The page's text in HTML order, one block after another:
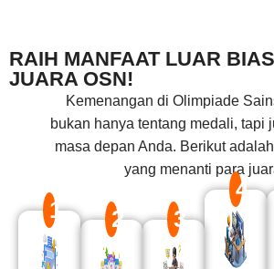
RAIH MANFAAT LUAR
JUARA OSN!
Kemenangan di Olimpiade
bukan hanya tentang medali, tapi
masa depan Anda. Berikut
yang menanti para
1 2 3
4